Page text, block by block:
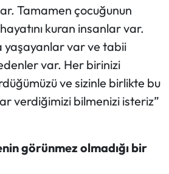
Tamamen çocuğunun
kuran insanlar var.
yaşayanlar var ve tabii
var. Her birinizi
ve sizinle birlikte bu
verdiğimizi bilmenizi isteriz”
görünmez olmadığı bir